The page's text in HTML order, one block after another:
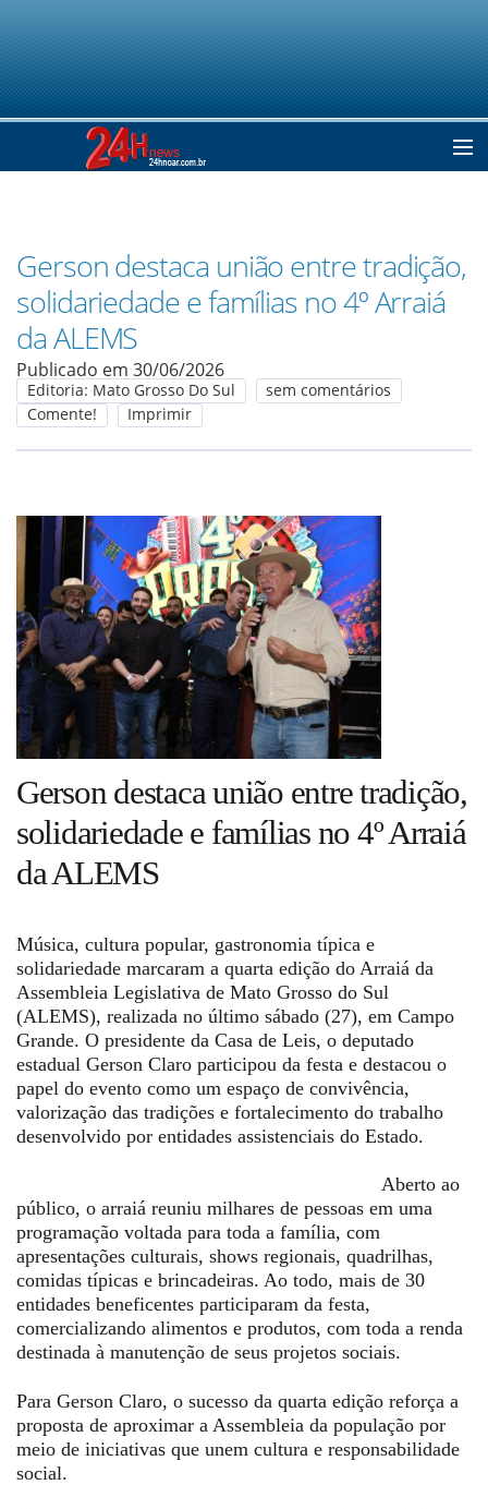
Notícias
Colunistas
Classificados
Anuncie
Cinema
Agenda Cultural
Anuncie
Fale Conosco
Gerson destaca união entre tradição,
solidariedade e famílias no 4º Arraiá
da ALEMS
Publicado em 30/06/2026
Editoria: Mato Grosso Do Sul
sem comentários
Comente!
Imprimir
Gerson destaca união entre tradição,
solidariedade e famílias no 4º Arraiá
da ALEMS
Música, cultura popular, gastronomia típica e
solidariedade marcaram a quarta edição do Arraiá da
Assembleia Legislativa de Mato Grosso do Sul
(ALEMS), realizada no último sábado (27), em Campo
Grande. O presidente da Casa de Leis, o deputado
estadual Gerson Claro participou da festa e destacou o
papel do evento como um espaço de convivência,
valorização das tradições e fortalecimento do trabalho
desenvolvido por entidades assistenciais do Estado.
Aberto ao
público, o arraiá reuniu milhares de pessoas em uma
programação voltada para toda a família, com
apresentações culturais, shows regionais, quadrilhas,
comidas típicas e brincadeiras. Ao todo, mais de 30
entidades beneficentes participaram da festa,
comercializando alimentos e produtos, com toda a renda
destinada à manutenção de seus projetos sociais.
Para Gerson Claro, o sucesso da quarta edição reforça a
proposta de aproximar a Assembleia da população por
meio de iniciativas que unem cultura e responsabilidade
social.